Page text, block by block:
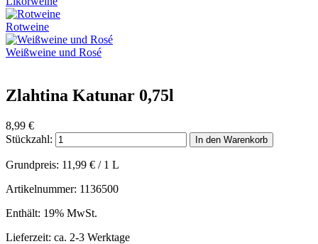
Rotweine
Weißweine und Rosé
Zlahtina Katunar 0,75l
8,99 €
Stückzahl:
In den Warenkorb
Grundpreis: 11,99 € / 1 L
Artikelnummer: 1136500
Enthält: 19% MwSt.
Lieferzeit: ca. 2-3 Werktage